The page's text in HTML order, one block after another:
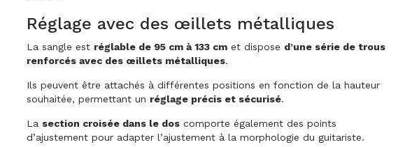
Réglage avec des œillets métalliques
La sangle est réglable de 95 cm à 133 cm et dispose d’une série de trous
renforcés avec des œillets métalliques.
Ils peuvent être attachés à différentes positions en fonction de la hauteur
souhaitée, permettant un réglage précis et sécurisé.
La section croisée dans le dos comporte également des points
d’ajustement pour adapter l’ajustement à la morphologie du guitariste.